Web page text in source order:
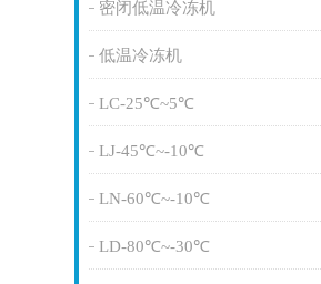
密闭低温冷冻机
低温冷冻机
LC-25℃~5℃
LJ-45℃~-10℃
LN-60℃~-10℃
LD-80℃~-30℃